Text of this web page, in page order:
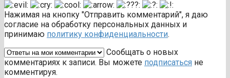
Нажимая на кнопку "Отправить комментарий", я даю
согласие на обработку персональных данных и
принимаю политику конфиденциальности.
Сообщать о новых
комментариях к записи. Вы можете подписаться не
комментируя.